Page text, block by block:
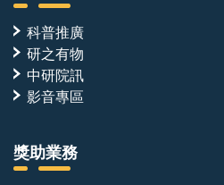
科普推廣
研之有物
中研院訊
影音專區
獎助業務